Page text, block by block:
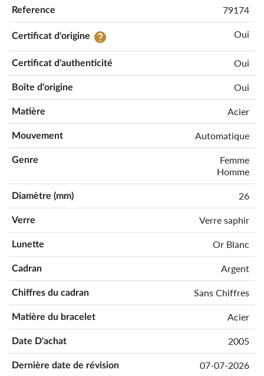
Reference 79174
Certificat d'origine help Oui
Certificat d'authenticité Oui
Boîte d'origine Oui
Matière Acier
Mouvement Automatique
Genre
Femme
Homme
Diamètre (mm) 26
Verre Verre saphir
Lunette Or Blanc
Cadran Argent
Chiffres du cadran Sans Chiffres
Matière du bracelet Acier
Date D'achat 2005
Dernière date de révision 07-07-2026